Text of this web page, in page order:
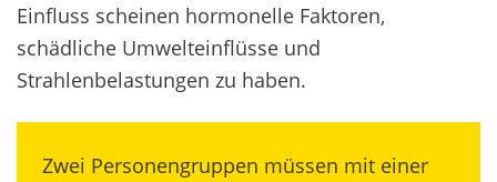
Einfluss scheinen hormonelle Faktoren,
schädliche Umwelteinflüsse und
Strahlenbelastungen zu haben.
Zwei Personengruppen müssen mit einer